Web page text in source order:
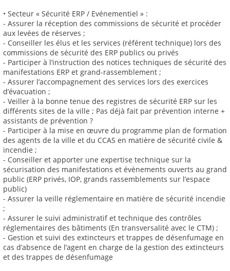
• Secteur « Sécurité ERP / Evénementiel » :
- Assurer la réception des commissions de sécurité et procéder
aux levées de réserves ;
- Conseiller les élus et les services (référent technique) lors des
commissions de sécurité des ERP publics ou privés
- Participer à l’instruction des notices techniques de sécurité des
manifestations ERP et grand-rassemblement ;
- Assurer l’accompagnement des services lors des exercices
d’évacuation ;
- Veiller à la bonne tenue des registres de sécurité ERP sur les
différents sites de la ville ; Pas déjà fait par prévention interne +
assistants de prévention ?
- Participer à la mise en œuvre du programme plan de formation
des agents de la ville et du CCAS en matière de sécurité civile &
incendie ;
- Conseiller et apporter une expertise technique sur la
sécurisation des manifestations et évènements ouverts au grand
public (ERP privés, IOP, grands rassemblements sur l’espace
public)
- Assurer la veille réglementaire en matière de sécurité incendie
;
- Assurer le suivi administratif et technique des contrôles
réglementaires des bâtiments (En transversalité avec le CTM) ;
- Gestion et suivi des extincteurs et trappes de désenfumage en
cas d’absence de l’agent en charge de la gestion des extincteurs
et des trappes de désenfumage